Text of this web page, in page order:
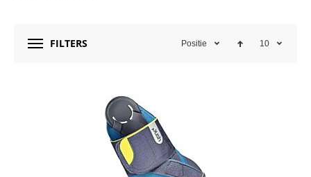
FILTERS Positie 10